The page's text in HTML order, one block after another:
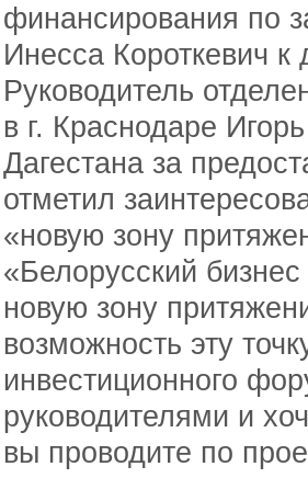
финансирования по
Инесса Короткевич к
Руководитель
в г. Краснодаре
Дагестана за
отметил
«новую зону
«Белорусский
новую зону
возможность эту
инвестиционного
руководителями и
вы проводите по